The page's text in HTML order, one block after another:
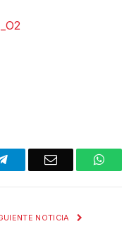
TelegramEmail
NOTICIA